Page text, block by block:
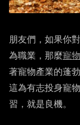
朋友們，如果你
為職業，那麼寵
著寵物產業的蓬
這為有志投身寵
習，就是良機。